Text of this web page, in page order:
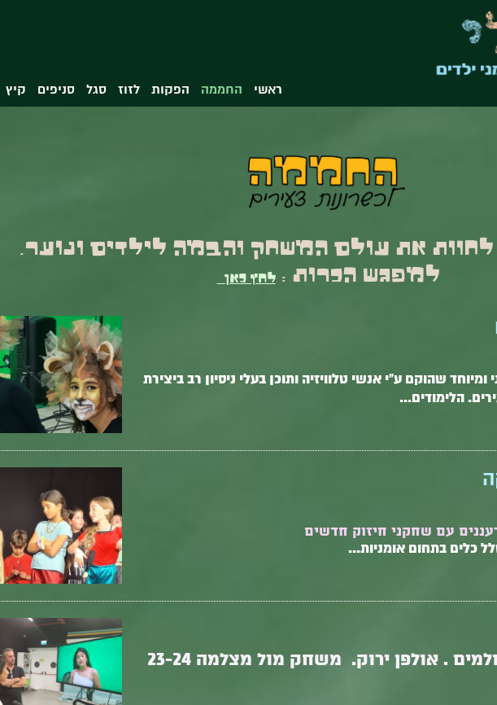
ראשי החממה הפקות לזוז סגל סניפים קיץ
את עולם המשחק והבמה לילדים ונוער.
למפגש הכרות :לחץ כאן
שהוקם ע"י אנשי טלוויזיה ותוכן בעלי ניסיון רב ביצירת
הלימודים...
עם שחקני חיזוק חדשים
כלים בתחום אומניות...
. אולפן ירוק. משחק מול מצלמה 23-24